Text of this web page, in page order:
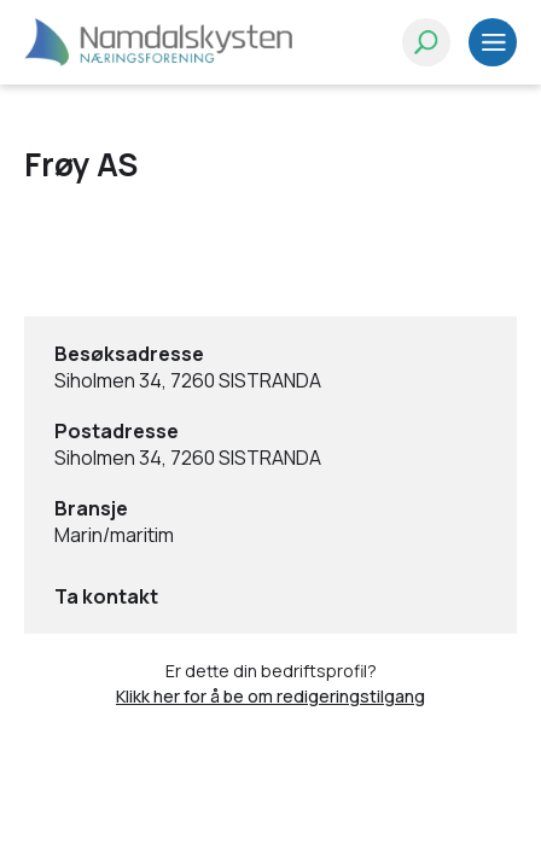
Frøy AS
Besøksadresse
Siholmen 34, 7260 SISTRANDA
Postadresse
Siholmen 34, 7260 SISTRANDA
Bransje
Marin/maritim
Ta kontakt
Er dette din bedriftsprofil?
Klikk her for å be om redigeringstilgang